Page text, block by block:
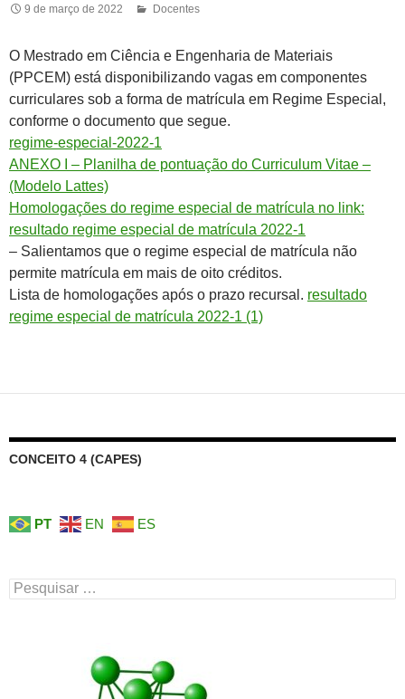
9 de março de 2022 Docentes
O Mestrado em Ciência e Engenharia de Materiais
(PPCEM) está disponibilizando vagas em componentes
curriculares sob a forma de matrícula em Regime Especial,
conforme o documento que segue.
regime-especial-2022-1
ANEXO I – Planilha de pontuação do Curriculum Vitae –
(Modelo Lattes)
Homologações do regime especial de matrícula no link:
resultado regime especial de matrícula 2022-1
– Salientamos que o regime especial de matrícula não
permite matrícula em mais de oito créditos.
Lista de homologações após o prazo recursal. resultado
regime especial de matrícula 2022-1 (1)
CONCEITO 4 (CAPES)
PT EN ES
Pesquisar
por: